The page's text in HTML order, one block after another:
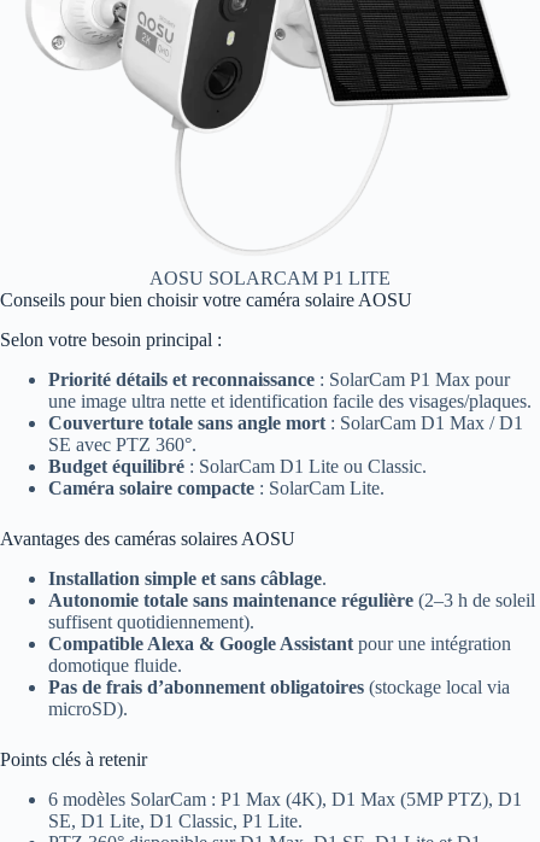
AOSU SOLARCAM P1 LITE
Conseils pour bien choisir votre caméra solaire AOSU
Selon votre besoin principal :
Priorité détails et reconnaissance : SolarCam P1 Max pour
une image ultra nette et identification facile des visages/plaques.
Couverture totale sans angle mort : SolarCam D1 Max / D1
SE avec PTZ 360°.
Budget équilibré : SolarCam D1 Lite ou Classic.
Caméra solaire compacte : SolarCam Lite.
Avantages des caméras solaires AOSU
Installation simple et sans câblage.
Autonomie totale sans maintenance régulière (2–3 h de soleil
suffisent quotidiennement).
Compatible Alexa & Google Assistant pour une intégration
domotique fluide.
Pas de frais d’abonnement obligatoires (stockage local via
microSD).
Points clés à retenir
6 modèles SolarCam : P1 Max (4K), D1 Max (5MP PTZ), D1
SE, D1 Lite, D1 Classic, P1 Lite.